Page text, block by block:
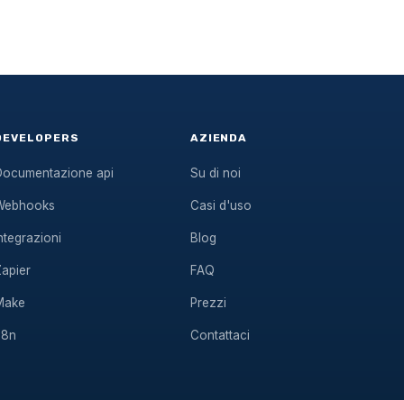
api
AZIENDA
Su di noi
Casi d'uso
Blog
FAQ
Prezzi
Contattaci